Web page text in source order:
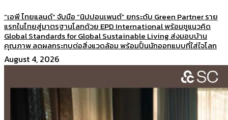
“เอพี ไทยแลนด์” จับมือ “นิปปอนเพนต์” ยกระดับ Green Partner ราย
แรกในไทยสู่มาตรฐานโลกด้วย EPD International พร้อมชูแนวคิด
Global Standards for Global Sustainable Living ส่งมอบบ้าน
คุณภาพ ลดผลกระทบต่อสิ่งแวดล้อม พร้อมปั้นนักออกแบบที่ใส่ใจโลก
August 4, 2026